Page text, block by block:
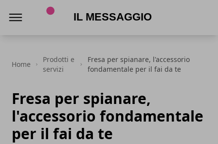
Home
Prodotti e
servizi
Fresa per spianare, l'accessorio
fondamentale per il fai da te
Fresa per spianare,
l'accessorio fondamentale
per il fai da te